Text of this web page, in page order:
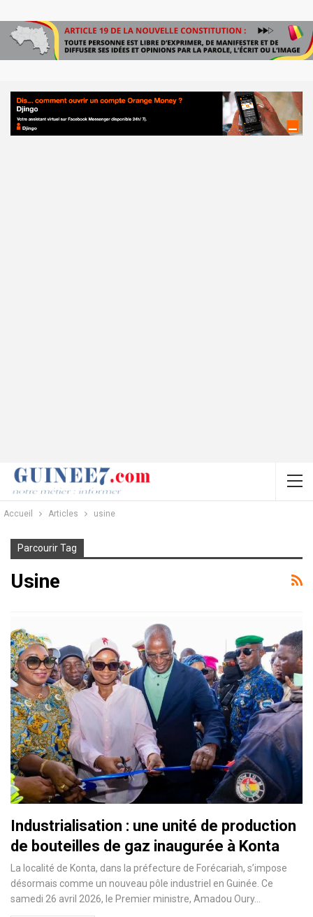
Accueil Articles usine
Parcourir Tag
Usine
Industrialisation : une unité de production
de bouteilles de gaz inaugurée à Konta
La localité de Konta, dans la préfecture de Forécariah, s’impose
désormais comme un nouveau pôle industriel en Guinée. Ce
samedi 26 avril 2026, le Premier ministre, Amadou Oury…